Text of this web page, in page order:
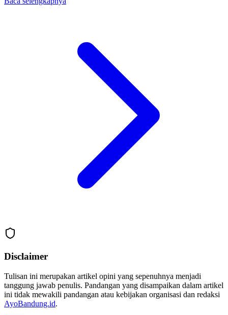
Disclaimer
Tulisan ini merupakan artikel opini yang sepenuhnya menjadi
tanggung jawab penulis. Pandangan yang disampaikan dalam artikel
ini tidak mewakili pandangan atau kebijakan organisasi dan redaksi
AyoBandung.id.